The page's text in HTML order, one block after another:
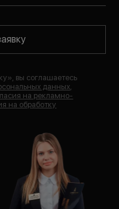
», вы соглашаетесь
данных
на рекламно-
на обработку